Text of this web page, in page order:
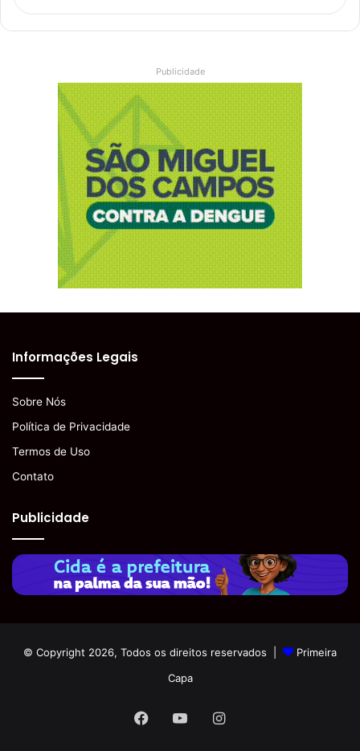
Publicidade
Informações Legais
Sobre Nós
Política de Privacidade
Termos de Uso
Contato
Publicidade
© Copyright 2026, Todos os direitos reservados |
Primeira
Capa
Facebook
YouTubeInstagram